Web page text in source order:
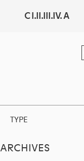
C I.II.III.IV. A
TYPE
ARCHIVES